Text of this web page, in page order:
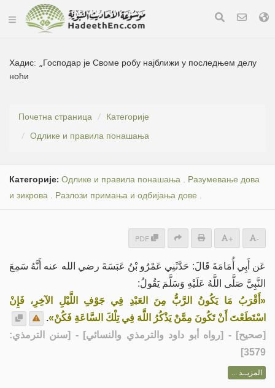
Хадис: „Господар је Своме робу најближи у последњем делу
ноћи
Почетна страница
Категорије
Одлике и правила понашања
Категорије: Одлике и правила понашања . Разумевање дова
и зикрова . Разлози примања и одбијања дове .
PDF + -
عَن أَبِي أُمَامَةَ قَالَ: حَدَّثَنِي عَمْرُو بْنُ عَبَسَةَ رضي الله عنه أَنَّهُ سَمِعَ
النَّبِيَّ صَلَّى اللَّهُ عَلَيْهِ وَسَلَّمَ يَقُولُ:
«أَقْرَبُ مَا يَكُونُ الرَّبُّ مِنَ العَبْدِ فِي جَوْفِ اللَّيْلِ الآخِرِ، فَإِنْ
اسْتَطَعْتَ أَنْ تَكُونَ مِمَّنْ يَذْكُرُ اللَّهَ فِي تِلْكَ السَّاعَةِ فَكُنْ».
[صحيح] - [رواه أبو داود والترمذي والنسائي] - [سنن الترمذي:
3579]
المزيــد ...